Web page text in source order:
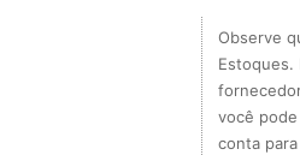
Observe
Estoques.
você
conta